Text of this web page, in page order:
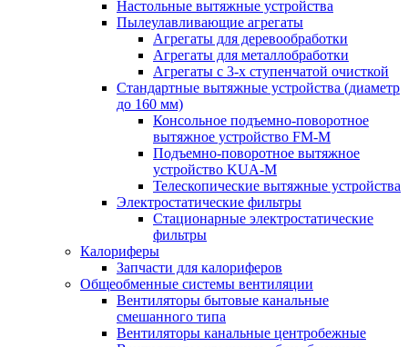
Настольные вытяжные устройства
Пылеулавливающие агрегаты
Агрегаты для деревообработки
Агрегаты для металлобработки
Агрегаты с 3-х ступенчатой очисткой
Стандартные вытяжные устройства (диаметр
до 160 мм)
Консольное подъемно-поворотное
вытяжное устройство FM-M
Подъемно-поворотное вытяжное
устройство KUA-M
Телескопические вытяжные устройства
Электростатические фильтры
Стационарные электростатические
фильтры
Калориферы
Запчасти для калориферов
Общеобменные системы вентиляции
Вентиляторы бытовые канальные
смешанного типа
Вентиляторы канальные центробежные